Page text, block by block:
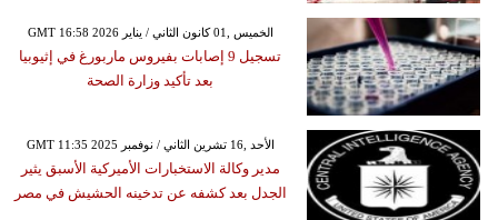
GMT 16:58 2026 الخميس ,01 كانون الثاني / يناير
تسجيل 9 إصابات بفيروس ماربورغ في إثيوبيا
بعد تأكيد وزارة الصحة
GMT 11:35 2025 الأحد ,16 تشرين الثاني / نوفمبر
مدير وكالة الاستخبارات الأميركية الأسبق يثير
الجدل بعد كشفه عن تدخينه الحشيش في مصر